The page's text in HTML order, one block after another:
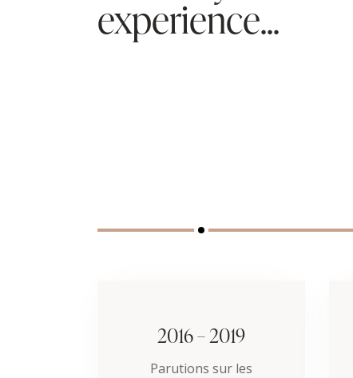
experience...
2016 – 2019
Parutions sur les